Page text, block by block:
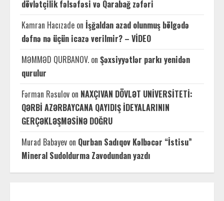
dövlətçilik fəlsəfəsi və Qarabağ zəfəri
Kamran Hacızade on İşğaldan azad olunmuş bölgədə
dəfnə nə üçün icazə verilmir? – VİDEO
MƏMMƏD QURBANOV. on Şəxsiyyətlər parkı yenidən
qurulur
Fərman Rəsulov on NAXÇIVAN DÖVLƏT UNİVERSİTETİ:
QƏRBİ AZƏRBAYCANA QAYIDIŞ İDEYALARININ
GERÇƏKLƏŞMƏSİNƏ DOĞRU
Murad Babayev on Qurban Sadıqov Kəlbəcər “İstisu”
Mineral Sudoldurma Zavodundan yazdı